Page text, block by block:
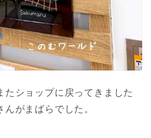
たショップに戻ってきました
がまばらでした。